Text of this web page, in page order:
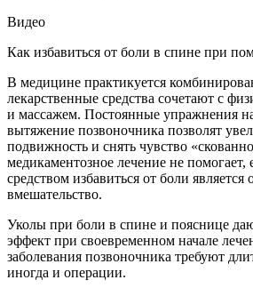
Видео
Как избавиться от боли в спине при
В медицине практикуется
лекарственные средства сочетают с
и массажем. Постоянные упражнения
вытяжение позвоночника позволят
подвижность и снять чувство
медикаментозное лечение не
средством избавиться от боли является
вмешательство.
Уколы при боли в спине и пояснице
эффект при своевременном начале
заболевания позвоночника требуют
иногда и операции.